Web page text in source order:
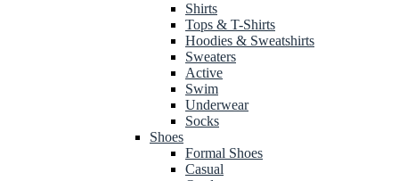
Shirts
Tops & T-Shirts
Hoodies & Sweatshirts
Sweaters
Active
Swim
Underwear
Socks
Shoes
Formal Shoes
Casual